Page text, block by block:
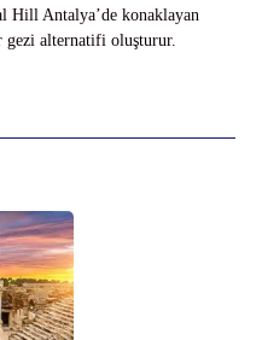
Hill Antalya’de konaklayan
alternatifi oluşturur.